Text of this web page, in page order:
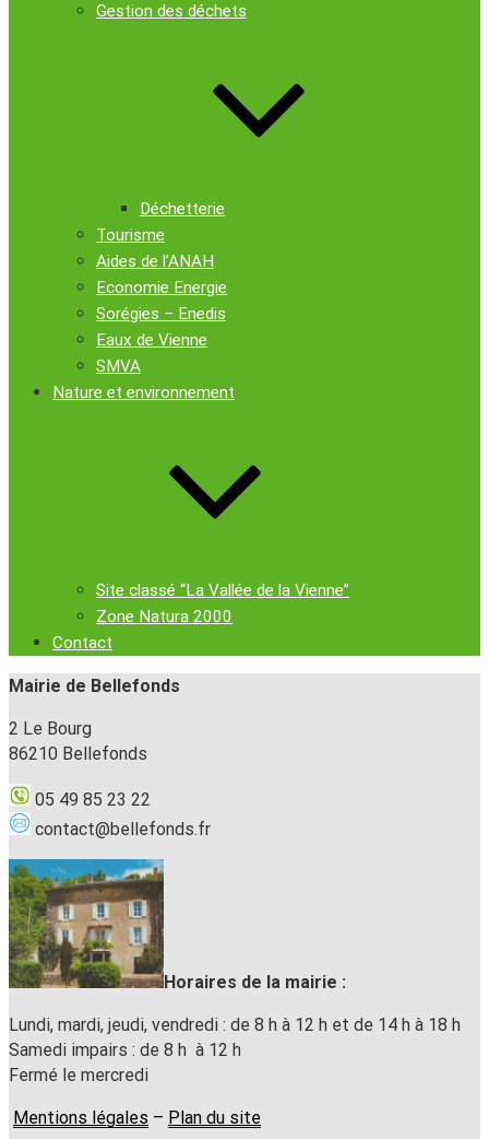
Gestion des déchets
Déchetterie
Tourisme
Aides de l’ANAH
Economie Energie
Sorégies – Enedis
Eaux de Vienne
SMVA
Nature et environnement
Site classé “La Vallée de la Vienne”
Zone Natura 2000
Contact
Mairie de Bellefonds
2 Le Bourg
86210 Bellefonds
05 49 85 23 22
contact@bellefonds.fr
Horaires de la mairie :
Lundi, mardi, jeudi, vendredi : de 8 h à 12 h et de 14 h à 18 h
Samedi impairs : de 8 h à 12 h
Fermé le mercredi
Mentions légales – Plan du site